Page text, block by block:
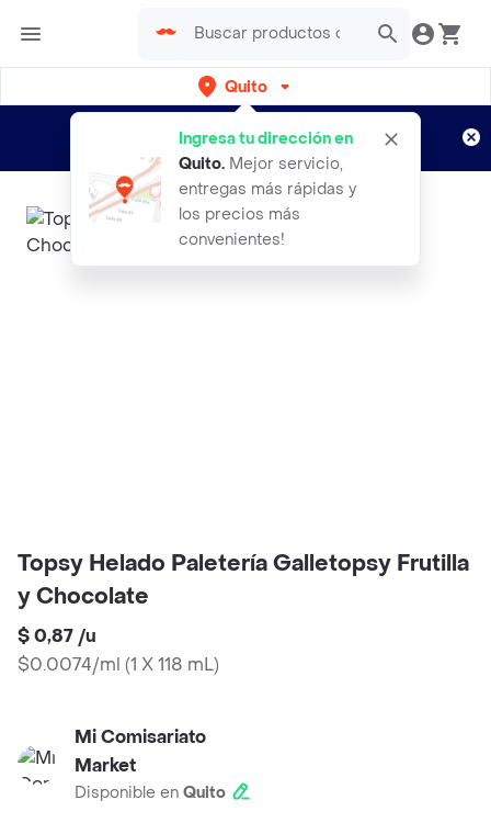
Quito
Ingresa tu dirección en
Quito. Mejor servicio,
entregas más rápidas y
los precios más
convenientes!
envíos gratis por semanas
Aplican TyC
Topsy Helado Paletería Galletopsy Frutilla
y Chocolate
$ 0,87 /u
$0.0074/ml (1 X 118 mL)
Mi Comisariato
Market
Disponible en Quito